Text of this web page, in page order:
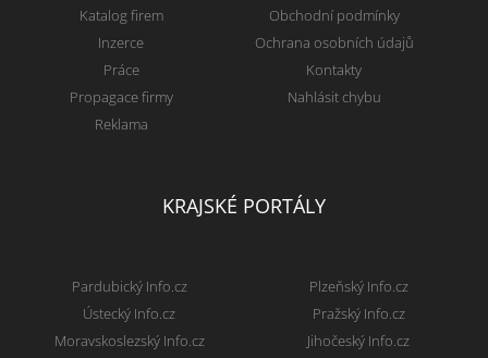
Katalog firem
Inzerce
Práce
Propagace firmy
Reklama
Obchodní podmínky
Ochrana osobních údajů
Kontakty
Nahlásit chybu
KRAJSKÉ PORTÁLY
Pardubický Info.cz
Ústecký Info.cz
Moravskoslezský Info.cz
Plzeňský Info.cz
Pražský Info.cz
Jihočeský Info.cz